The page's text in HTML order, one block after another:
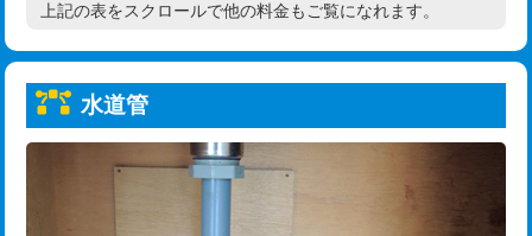
給水管工事※（塩ビ管（VP・HI）使
+8,800円
給水管工事※（ライニング鋼管・銅
管・ポリ管・HT管使用/3ｍまで)
給水管工事※（ライニング鋼管・銅
管・ポリ管・HT管使用/3ｍ超え)
高度高圧洗浄換 現地調査
トーラー機使用/3mまで
追加トーラー機使用/3m超え
33,000円
上記の表をスクロールで他の料金もご覧になれます。
水道管